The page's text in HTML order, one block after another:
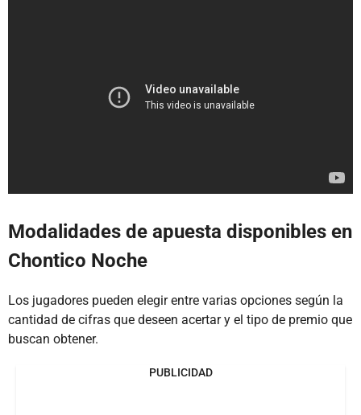
Modalidades de apuesta disponibles en
Chontico Noche
Los jugadores pueden elegir entre varias opciones según la
cantidad de cifras que deseen acertar y el tipo de premio que
buscan obtener.
PUBLICIDAD